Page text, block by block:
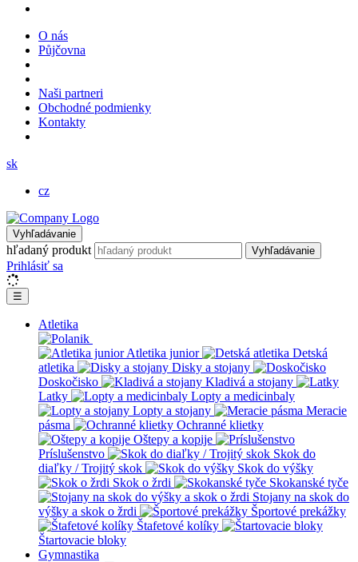
O nás
Půjčovna
Naši partneri
Obchodné podmienky
Kontakty
sk
cz
Vyhľadávanie
hľadaný produkt Vyhľadávanie
Prihlásiť sa
☰
Atletika
Atletika junior
Detská
atletika
Disky a stojany
Doskočisko
Kladivá a stojany
Latky
Lopty a medicinbaly
Lopty a stojany
Meracie
pásma
Ochranné klietky
Oštepy a kopije
Príslušenstvo
Skok do
diaľky / Trojitý skok
Skok do výšky
Skok o žrdi
Skokanské tyče
Stojany na skok do
výšky a skok o žrdi
Športové prekážky
Štafetové kolíky
Štartovacie bloky
Gymnastika